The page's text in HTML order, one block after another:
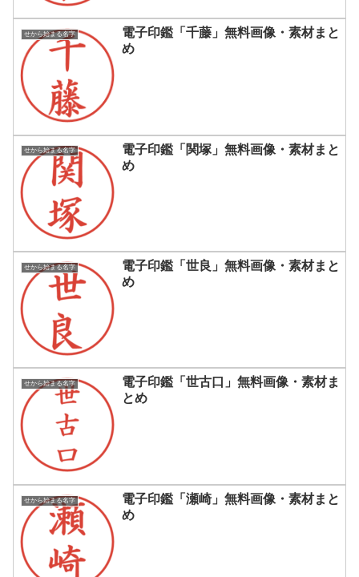
せから始まる名字
電子印鑑「千藤」無料画像・素材まと
め
せから始まる名字
電子印鑑「関塚」無料画像・素材まと
め
せから始まる名字
電子印鑑「世良」無料画像・素材まと
め
せから始まる名字
電子印鑑「世古口」無料画像・素材ま
とめ
せから始まる名字
電子印鑑「瀬崎」無料画像・素材まと
め